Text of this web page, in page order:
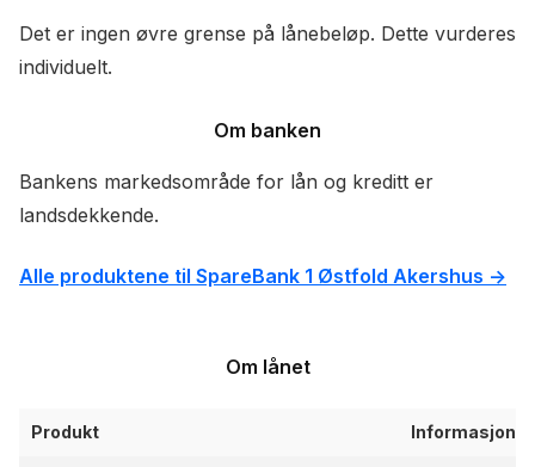
Det er ingen øvre grense på lånebeløp. Dette vurderes
individuelt.
Om banken
Bankens markedsområde for lån og kreditt er
landsdekkende.
Alle produktene til SpareBank 1 Østfold Akershus ->
Om lånet
Produkt Informasjon